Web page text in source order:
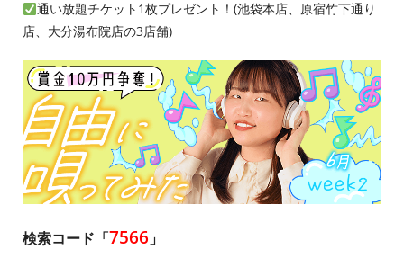
通い放題チケット1枚プレゼント！(池袋本店、原宿竹下通り
店、大分湯布院店の3店舗)
検索コード「7566 」